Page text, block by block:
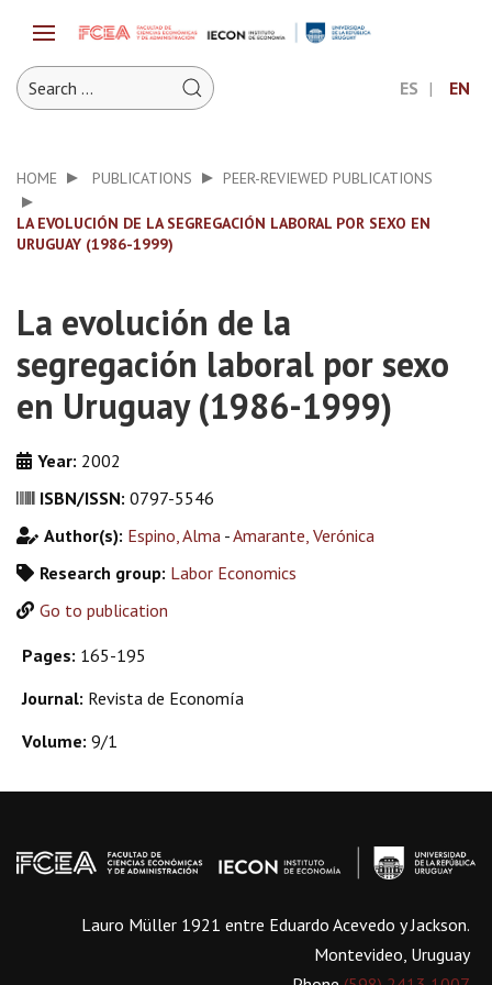
ES EN
HOME PUBLICATIONS PEER-REVIEWED PUBLICATIONS
LA EVOLUCIÓN DE LA SEGREGACIÓN LABORAL POR SEXO EN
URUGUAY (1986-1999)
La evolución de la
segregación laboral por sexo
en Uruguay (1986-1999)
Year: 2002
ISBN/ISSN: 0797-5546
Author(s): Espino, Alma -Amarante, Verónica
Research group: Labor Economics
Go to publication
Pages: 165-195
Journal: Revista de Economía
Volume: 9/1
Lauro Müller 1921 entre Eduardo Acevedo y Jackson.
Montevideo, Uruguay